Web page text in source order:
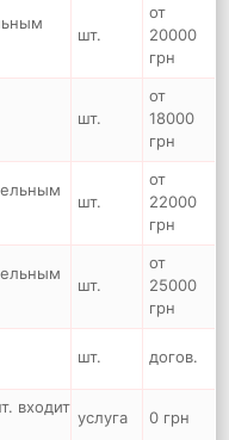
шт.
от
20000
грн
шт.
от
18000
грн
шт.
от
22000
грн
шт.
от
25000
грн
шт. догов.
входит
услуга 0 грн